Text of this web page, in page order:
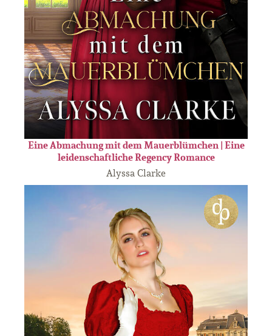
Eine Abmachung mit dem Mauerblümchen | Eine
leidenschaftliche Regency Romance
Alyssa Clarke